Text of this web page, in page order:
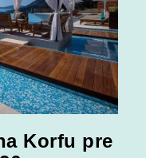
Korfu pre